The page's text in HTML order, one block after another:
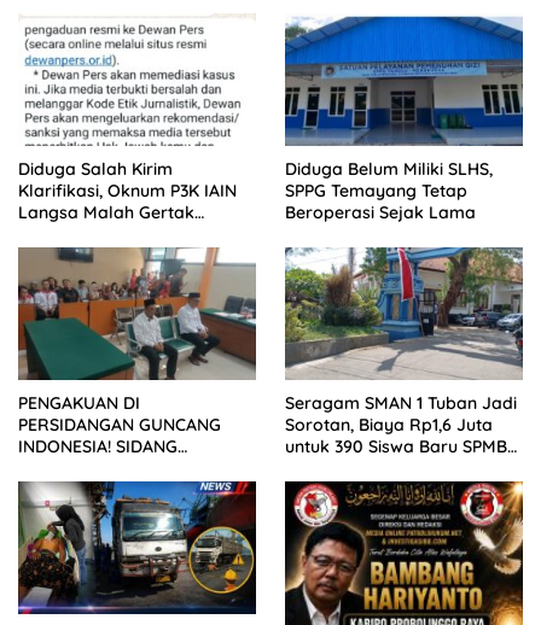
Diduga Salah Kirim
Klarifikasi, Oknum P3K IAIN
Langsa Malah Gertak
Diduga Belum Miliki SLHS,
SPPG Temayang Tetap
Beroperasi Sejak Lama
PENGAKUAN DI
PERSIDANGAN GUNCANG
INDONESIA! SIDANG
KELUARGA KORBAN
MENGAMUK DI PN MALANG
Seragam SMAN 1 Tuban Jadi
Sorotan, Biaya Rp1,6 Juta
untuk 390 Siswa Baru SPMB